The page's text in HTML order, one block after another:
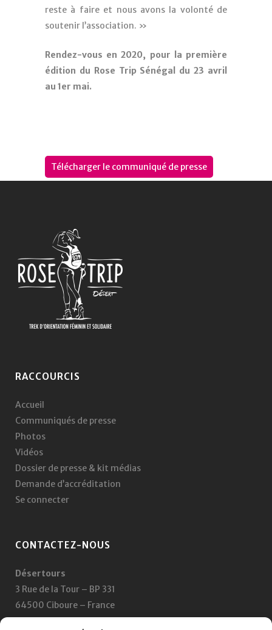
reste à faire et nous avons la volonté de
soutenir l’association. »
Rendez-vous en 2020, pour la première
édition du Rose Trip Sénégal du 23 avril
au 1er mai.
Télécharger le communiqué de presse
RACCOURCIS
Accueil
Communiqués de presse
Photos
Vidéos
Dossier de presse & kit médias
Demande d’accréditation
Se connecter
CONTACTEZ-NOUS
Désertours
3 Rue de la Tour – BP 331
64500 Ciboure – France
+33 5 59 47 47 47